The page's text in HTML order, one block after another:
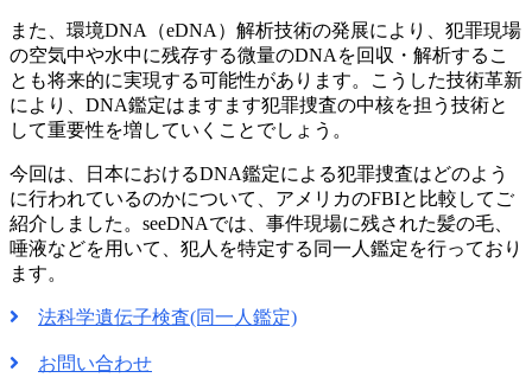
また、環境DNA（eDNA）解析技術の発展により、犯罪現場
の空気中や水中に残存する微量のDNAを回収・解析するこ
とも将来的に実現する可能性があります。こうした技術革新
により、DNA鑑定はますます犯罪捜査の中核を担う技術と
して重要性を増していくことでしょう。
今回は、日本におけるDNA鑑定による犯罪捜査はどのよう
に行われているのかについて、アメリカのFBIと比較してご
紹介しました。seeDNAでは、事件現場に残された髪の毛、
唾液などを用いて、犯人を特定する同一人鑑定を行っており
ます。
法科学遺伝子検査(同一人鑑定)
お問い合わせ